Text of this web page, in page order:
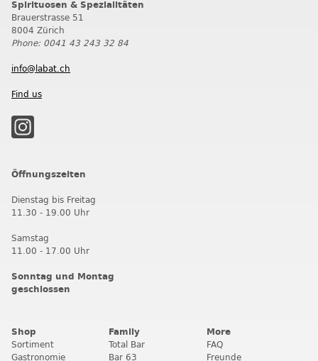
Spirituosen & Spezialitäten
Brauerstrasse 51
8004 Zürich
Phone: 0041 43 243 32 84
info@labat.ch
Find us
Öffnungszeiten
Dienstag bis Freitag
11.30 - 19.00 Uhr
Samstag
11.00 - 17.00 Uhr
Sonntag und Montag
geschlossen
Shop
Sortiment
Gastronomie
Family
Total Bar
Bar 63
More
FAQ
Freunde